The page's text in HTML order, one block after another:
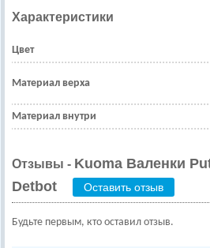
Характеристики
Цвет
Материал верха
Материал внутри
Отзывы - Kuoma Валенки
Detbot
Оставить отзыв
Будьте первым, кто оставил отзыв.